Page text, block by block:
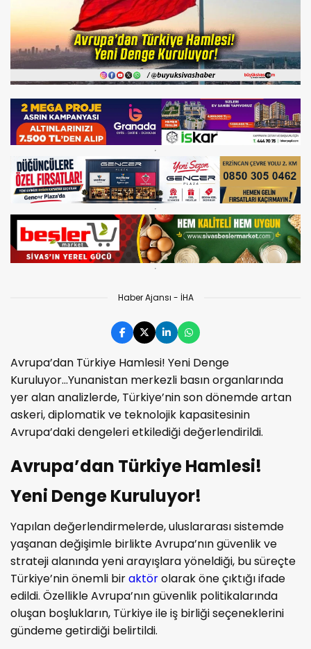
Haber Ajansı - İHA
Avrupa’dan Türkiye Hamlesi! Yeni Denge
Kuruluyor...Yunanistan merkezli basın organlarında
yer alan analizlerde, Türkiye’nin son dönemde artan
askeri, diplomatik ve teknolojik kapasitesinin
Avrupa’daki dengeleri etkilediği değerlendirildi.
Avrupa’dan Türkiye Hamlesi!
Yeni Denge Kuruluyor!
Yapılan değerlendirmelerde, uluslararası sistemde
yaşanan değişimle birlikte Avrupa’nın güvenlik ve
strateji alanında yeni arayışlara yöneldiği, bu süreçte
Türkiye’nin önemli biraktörolarak öne çıktığı ifade
edildi. Özellikle Avrupa’nın güvenlik politikalarında
oluşan boşlukların, Türkiye ile iş birliği seçeneklerini
gündeme getirdiği belirtildi.